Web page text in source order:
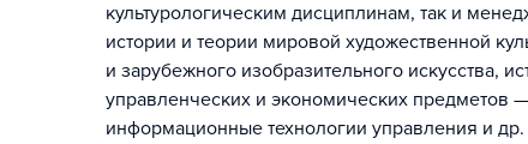
культурологическим дисциплинам, так и
истории и теории мировой художественной
и зарубежного изобразительного искусства,
управленческих и экономических предметов
информационные технологии управления и